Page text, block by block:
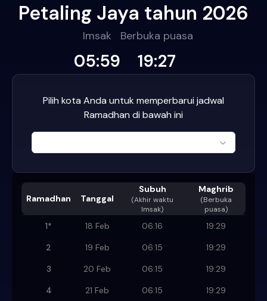
Petaling Jaya tahun 2026
Imsak
05:59
Berbuka puasa
19:27
Pilih kota Anda untuk memperbarui jadwal
Ramadhan di bawah ini
Ramadhan Tanggal
Subuh
(Akhir waktu
Imsak)
Maghrib
(Berbuka
puasa)
1* 18 Feb 06:16
19:29
2
19 Feb 06:15
19:29
3
20 Feb 06:15
19:29
4
21 Feb 06:15
19:29